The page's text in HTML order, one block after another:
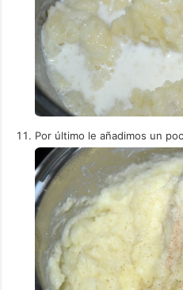
Por último le añadimos un